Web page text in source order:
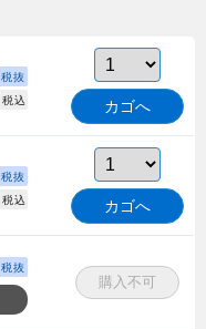
税抜
税込 カゴへ
税抜
税込 カゴへ
税抜
購入不可